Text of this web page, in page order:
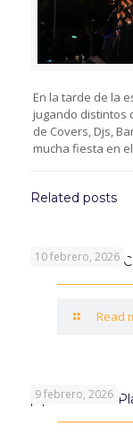
En la tarde de la
jugando distintos
de Covers, Djs,
mucha fiesta en
Related posts
10 febrero, 2026
PROGRAMA
Read
9 febrero, 2026
¡Aprovechá el